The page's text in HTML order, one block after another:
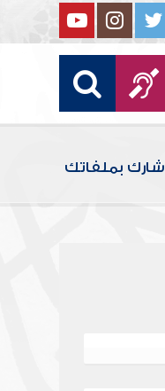
شارك بملفاتك